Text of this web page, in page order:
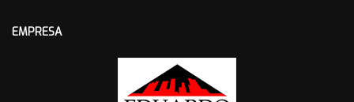
EMPRESA